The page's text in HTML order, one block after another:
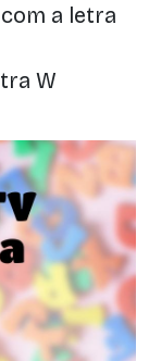
a letra
W